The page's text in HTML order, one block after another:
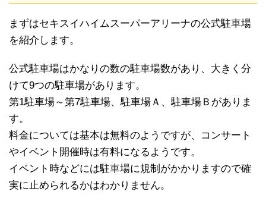
まずはセキスイハイムスーパーアリーナの公式駐車場
を紹介します。
公式駐車場はかなりの数の駐車場数があり、大きく分
けて9つの駐車場があります。
第1駐車場～第7駐車場、駐車場Ａ、駐車場Ｂがありま
す。
料金については基本は無料のようですが、コンサート
やイベント開催時は有料になるようです。
イベント時などには駐車場に規制がかかりますので確
実に止められるかはわかりません。